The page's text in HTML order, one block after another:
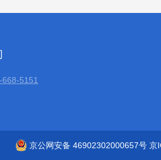
5151
京公网安备 46902302000657号 京